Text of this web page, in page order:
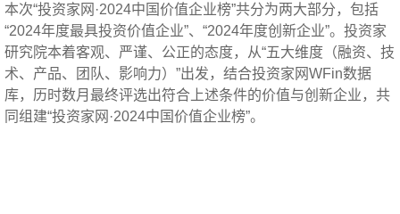
本次“投资家网·2024中国价值企业榜”共分为两大部分，包括
“2024年度最具投资价值企业”、“2024年度创新企业”。投资家
研究院本着客观、严谨、公正的态度，从“五大维度（融资、技
术、产品、团队、影响力）”出发，结合投资家网WFin数据
库，历时数月最终评选出符合上述条件的价值与创新企业，共
同组建“投资家网·2024中国价值企业榜”。